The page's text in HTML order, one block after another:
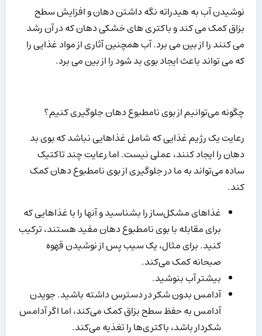
نوشیدن آب به هیدراته نگه داشتن دهان و افزایش سطح
بزاق کمک می کند و باکتری های خشکی دهان که در آن رشد
می کنند را از بین می برد. آب همچنین آثاری از مواد غذایی را
که می تواند باعث ایجاد بوی بد شود را از بین می برد.
چگونه می‌توانیم از بوی نامطبوع دهان جلوگیری کنیم؟
رعایت یک رژیم غذایی که شامل غذاهایی نباشد که بوی بد
دهان را ایجاد کنند، عملی نیست. اما رعایت چند تاکتیک
ساده می‌تواند به ما در جلوگیری از بوی نامطبوع دهان کمک
کند.
غذاهای مشکل‌ساز را بشناسید و آنها را با غذاهایی که
برای مقابله با بوی نامطبوع دهان مفید هستند، ترکیب
کنید. برای مثال، یک سیب پس از نوشیدن قهوه
صبحانه کمک می‌کند.
بیشتر آب بنوشید.
آدامس بدون شکر در دسترس داشته باشید. جویدن
آدامس به حفظ سطح بزاق کمک می‌کند، اما اگر آدامس
شکردار باشد، باکتری‌ها را تغذیه می‌کند.